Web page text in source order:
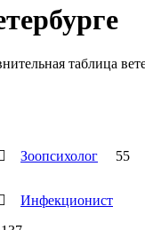
таблица
 Зоопсихолог 55

Инфекционист